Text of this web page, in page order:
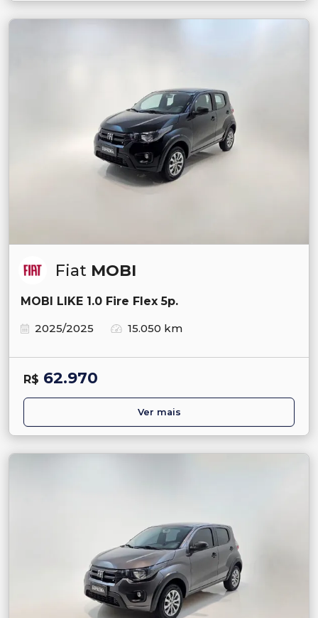
Fiat MOBI
MOBI LIKE 1.0 Fire Flex 5p.
2025/2025
15.050 km
R$ 62.970
Ver mais